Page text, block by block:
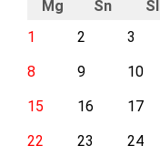
Mg Sn Sl
1
2 3
8
9 10
15
16 17
22
23 24